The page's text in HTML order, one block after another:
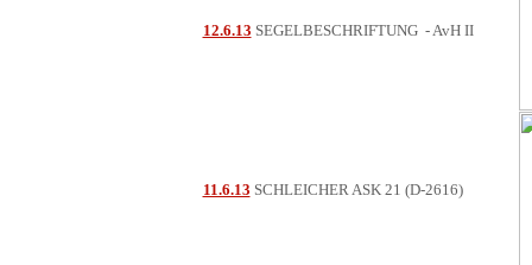
12.6.13 SEGELBESCHRIFTUNG - AvH II
11.6.13 SCHLEICHER ASK 21 (D-2616)